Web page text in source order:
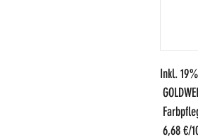
Inkl.
6,68 €/